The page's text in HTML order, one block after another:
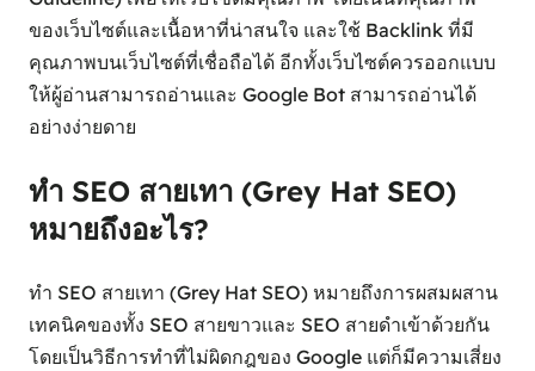
ของเว็บไซต์และเนื้อหาที่น่าสนใจ และใช้ Backlink ที่มี
คุณภาพบนเว็บไซต์ที่เชื่อถือได้ อีกทั้งเว็บไซต์ควรออกแบบ
ให้ผู้อ่านสามารถอ่านและ Google Bot สามารถอ่านได้
อย่างง่ายดาย
ทำ SEO สายเทา (Grey Hat SEO)
หมายถึงอะไร?
ทำ SEO สายเทา (Grey Hat SEO) หมายถึงการผสมผสาน
เทคนิคของทั้ง SEO สายขาวและ SEO สายดำเข้าด้วยกัน
โดยเป็นวิธีการทำที่ไม่ผิดกฎของ Google แต่ก็มีความเสี่ยง